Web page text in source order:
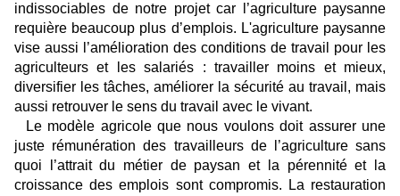
indissociables de notre projet car l’agriculture paysanne
requière beaucoup plus d’emplois. L'agriculture paysanne
vise aussi l’amélioration des conditions de travail pour les
agriculteurs et les salariés : travailler moins et mieux,
diversifier les tâches, améliorer la sécurité au travail, mais
aussi retrouver le sens du travail avec le vivant.
Le modèle agricole que nous voulons doit assurer une
juste rémunération des travailleurs de l’agriculture sans
quoi l’attrait du métier de paysan et la pérennité et la
croissance des emplois sont compromis. La restauration